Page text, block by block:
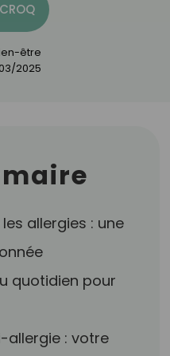
être
2025
allergies : une
quotidien pour
allergie : votre